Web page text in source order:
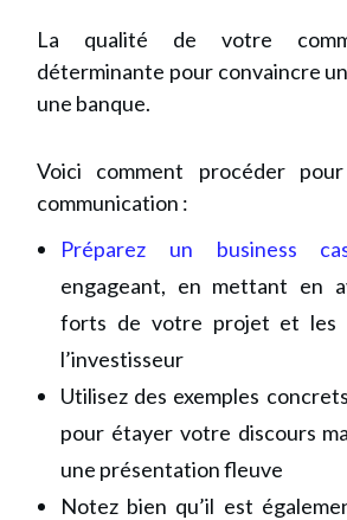
La qualité de votre
déterminante pour convaincre
une banque.
Voici comment procéder
communication :
Préparez un business
engageant, en mettant en
forts de votre projet et les
l’investisseur
Utilisez des exemples
pour étayer votre discours
une présentation fleuve
Notez bien qu’il est